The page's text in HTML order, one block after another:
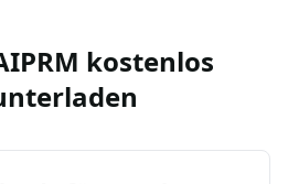
kostenlos